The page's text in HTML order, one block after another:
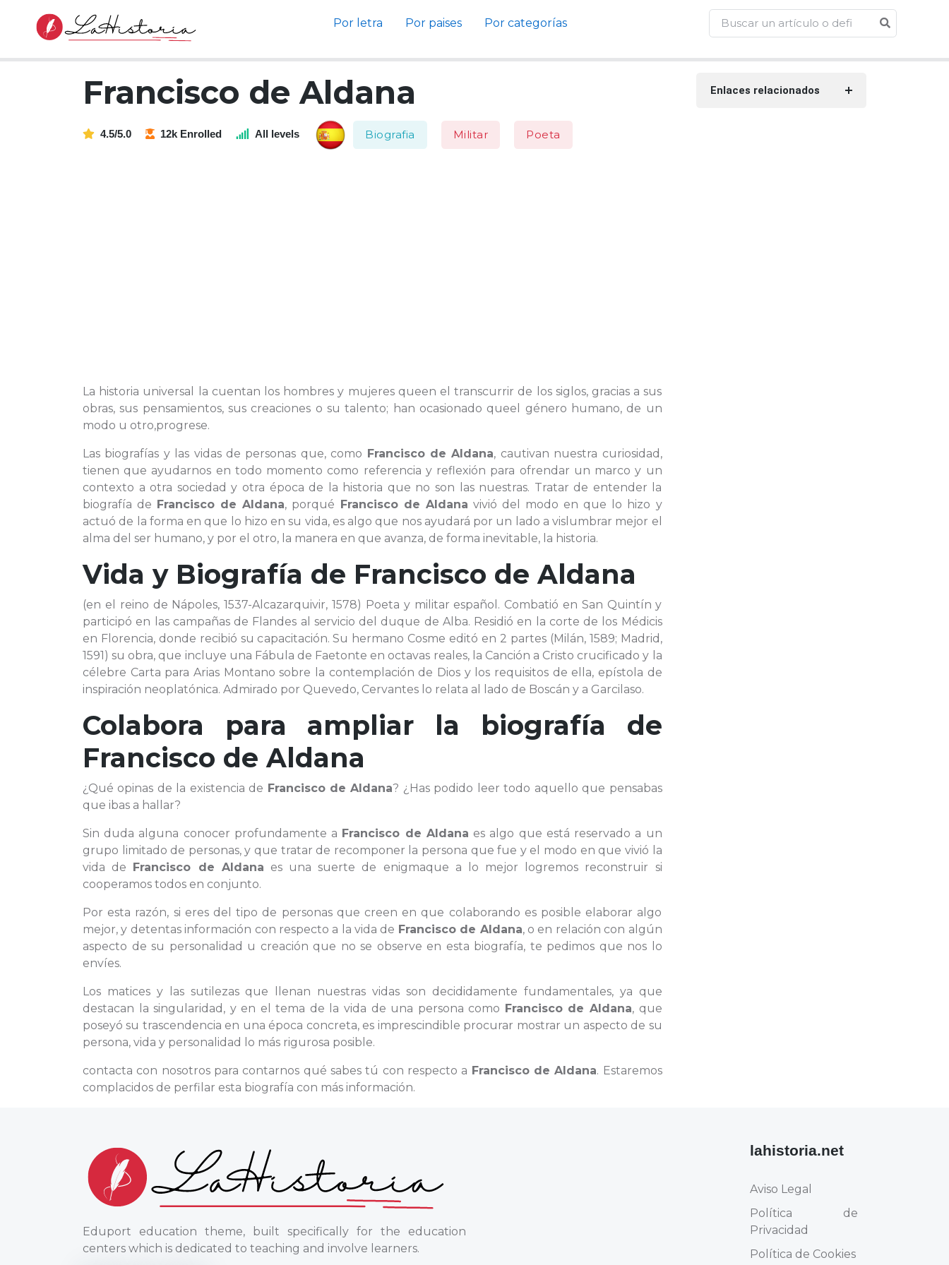
Por letra Por paises Por categorías
Francisco de Aldana
4.5/5.0 12k Enrolled All levels Biografia Militar Poeta
La historia universal la cuentan los hombres y mujeres queen el transcurrir de los siglos, gracias a sus
obras, sus pensamientos, sus creaciones o su talento; han ocasionado queel género humano, de un
modo u otro,progrese.
Las biografías y las vidas de personas que, como Francisco de Aldana, cautivan nuestra curiosidad,
tienen que ayudarnos en todo momento como referencia y reflexión para ofrendar un marco y un
contexto a otra sociedad y otra época de la historia que no son las nuestras. Tratar de entender la
biografía de Francisco de Aldana, porqué Francisco de Aldana vivió del modo en que lo hizo y
actuó de la forma en que lo hizo en su vida, es algo que nos ayudará por un lado a vislumbrar mejor el
alma del ser humano, y por el otro, la manera en que avanza, de forma inevitable, la historia.
Vida y Biografía de Francisco de Aldana
(en el reino de Nápoles, 1537-Alcazarquivir, 1578) Poeta y militar español. Combatió en San Quintín y
participó en las campañas de Flandes al servicio del duque de Alba. Residió en la corte de los Médicis
en Florencia, donde recibió su capacitación. Su hermano Cosme editó en 2 partes (Milán, 1589; Madrid,
1591) su obra, que incluye una Fábula de Faetonte en octavas reales, la Canción a Cristo crucificado y la
célebre Carta para Arias Montano sobre la contemplación de Dios y los requisitos de ella, epístola de
inspiración neoplatónica. Admirado por Quevedo, Cervantes lo relata al lado de Boscán y a Garcilaso.
Colabora para ampliar la biografía de
Francisco de Aldana
¿Qué opinas de la existencia de Francisco de Aldana? ¿Has podido leer todo aquello que pensabas
que ibas a hallar?
Sin duda alguna conocer profundamente a Francisco de Aldana es algo que está reservado a un
grupo limitado de personas, y que tratar de recomponer la persona que fue y el modo en que vivió la
vida de Francisco de Aldana es una suerte de enigmaque a lo mejor logremos reconstruir si
cooperamos todos en conjunto.
Por esta razón, si eres del tipo de personas que creen en que colaborando es posible elaborar algo
mejor, y detentas información con respecto a la vida de Francisco de Aldana, o en relación con algún
aspecto de su personalidad u creación que no se observe en esta biografía, te pedimos que nos lo
envíes.
Los matices y las sutilezas que llenan nuestras vidas son decididamente fundamentales, ya que
destacan la singularidad, y en el tema de la vida de una persona como Francisco de Aldana, que
poseyó su trascendencia en una época concreta, es imprescindible procurar mostrar un aspecto de su
persona, vida y personalidad lo más rigurosa posible.
contacta con nosotros para contarnos qué sabes tú con respecto a Francisco de Aldana. Estaremos
complacidos de perfilar esta biografía con más información.
Enlaces relacionados
Eduport education theme, built specifically for the education
centers which is dedicated to teaching and involve learners.
lahistoria.net
Aviso Legal
Política de
Privacidad
Política de Cookies